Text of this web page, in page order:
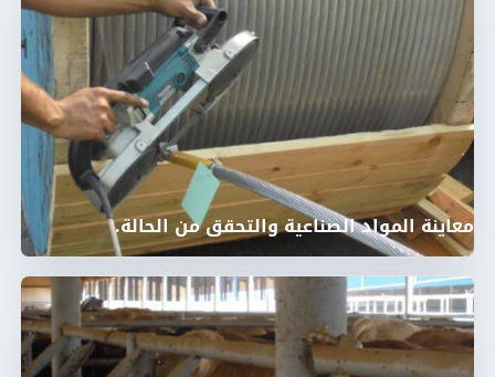
معاينة المواد الصناعية والتحقق من الحالة.